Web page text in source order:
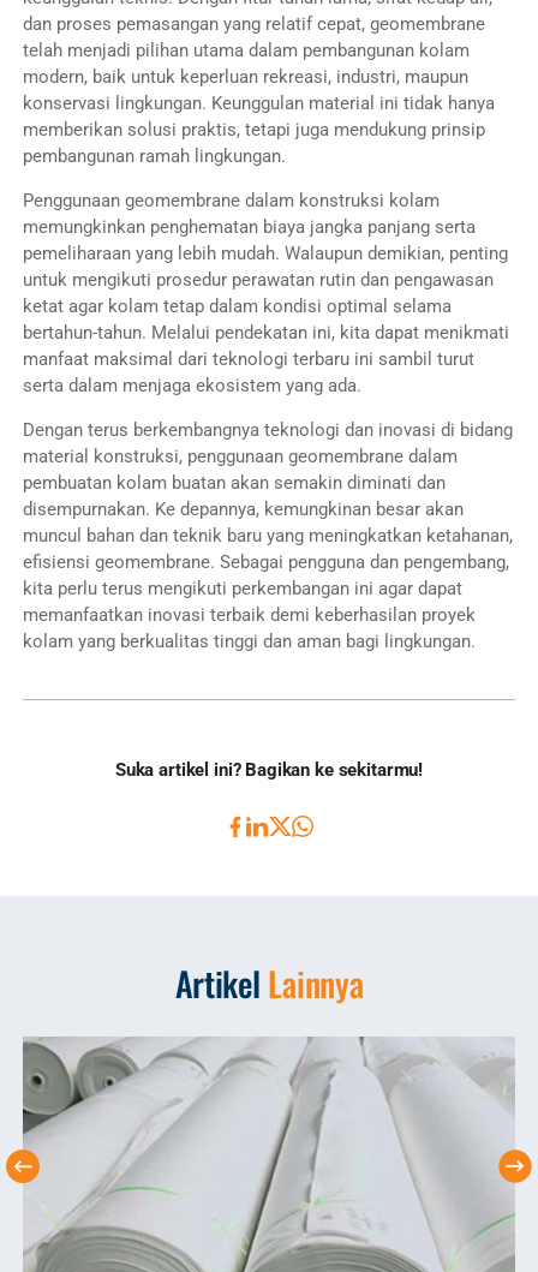
dan proses pemasangan yang relatif cepat, geomembrane
telah menjadi pilihan utama dalam pembangunan kolam
modern, baik untuk keperluan rekreasi, industri, maupun
konservasi lingkungan. Keunggulan material ini tidak hanya
memberikan solusi praktis, tetapi juga mendukung prinsip
pembangunan ramah lingkungan.
Penggunaan geomembrane dalam konstruksi kolam
memungkinkan penghematan biaya jangka panjang serta
pemeliharaan yang lebih mudah. Walaupun demikian, penting
untuk mengikuti prosedur perawatan rutin dan pengawasan
ketat agar kolam tetap dalam kondisi optimal selama
bertahun-tahun. Melalui pendekatan ini, kita dapat menikmati
manfaat maksimal dari teknologi terbaru ini sambil turut
serta dalam menjaga ekosistem yang ada.
Dengan terus berkembangnya teknologi dan inovasi di bidang
material konstruksi, penggunaan geomembrane dalam
pembuatan kolam buatan akan semakin diminati dan
disempurnakan. Ke depannya, kemungkinan besar akan
muncul bahan dan teknik baru yang meningkatkan ketahanan,
efisiensi geomembrane. Sebagai pengguna dan pengembang,
kita perlu terus mengikuti perkembangan ini agar dapat
memanfaatkan inovasi terbaik demi keberhasilan proyek
kolam yang berkualitas tinggi dan aman bagi lingkungan.
Suka artikel ini? Bagikan ke sekitarmu!
ArtikelLainnya